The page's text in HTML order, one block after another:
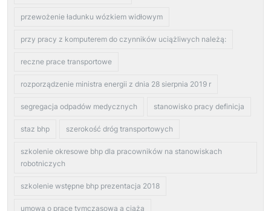
przewożenie ładunku wózkiem widłowym
przy pracy z komputerem do czynników uciążliwych należą:
reczne prace transportowe
rozporządzenie ministra energii z dnia 28 sierpnia 2019 r
segregacja odpadów medycznych stanowisko pracy definicja
staz bhp szerokość dróg transportowych
szkolenie okresowe bhp dla pracowników na stanowiskach
robotniczych
szkolenie wstępne bhp prezentacja 2018
umowa o pracę tymczasową a ciąża